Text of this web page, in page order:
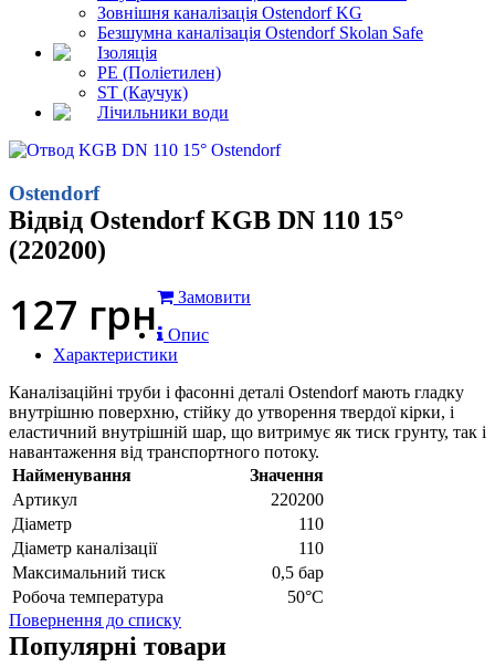
Зовнішня каналізація Ostendorf KG
Безшумна каналізація Ostendorf Skolan Safe
Ізоляція
PE (Поліетилен)
ST (Каучук)
Лічильники води
Ostendorf
Відвід Ostendorf KGB DN 110 15°
(220200)
127 грн
Замовити
Опис
Характеристики
Каналізаційні труби і фасонні деталі Ostendorf мають гладку
внутрішню поверхню, стійку до утворення твердої кірки, і
еластичний внутрішній шар, що витримує як тиск грунту, так і
навантаження від транспортного потоку.
Найменування
Значення
Артикул
220200
Діаметр
110
Діаметр каналізації
110
Максимальний тиск
0,5 бар
Робоча температура
50°С
Повернення до списку
Популярні товари